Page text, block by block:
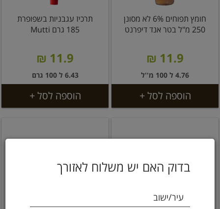
בדוק האם יש משלוח לאזורך
עיר/ישוב
חומץ תפוחים 6% לא מסונן
250 מ"ל בטר אנד דיפרנט
11.9 ₪
4.76 ל 100 מ''ל
הוספה לסל +
תרכיז עגבניות בשפופרת
185 גרם Mutti
11.9 ₪
6.43 ל 100 גרם
הוספה לסל +